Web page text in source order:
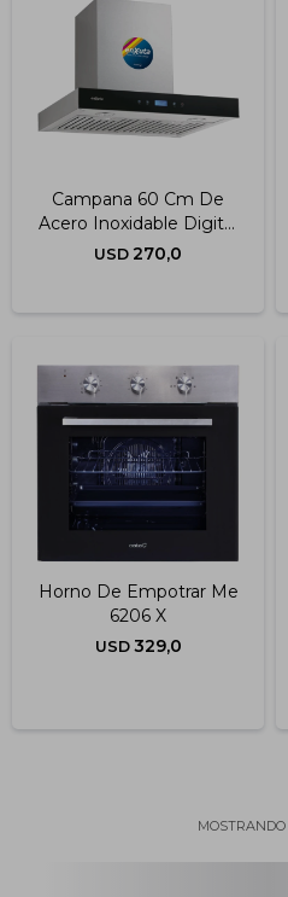
Campana 60 Cm De
Acero Inoxidable Digital
Con Extracción De 750
USD 270,0
Horno De Empotrar Me
6206 X
USD 329,0
MOSTRANDO